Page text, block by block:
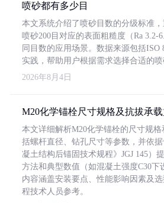
喷砂都有多少目
本文系统介绍了喷砂目数的分级标准
喷砂200目对应的表面粗糙度（Ra 3.2-
同目数的应用场景。数据来源包括ISO
实践，帮助用户根据需求选择合适的喷
2026年8月4日
M20化学锚栓尺寸规格及抗拔承
本文详细解析M20化学锚栓的尺寸规
括螺杆直径、钻孔尺寸等参数，并依
凝土结构后锚固技术规程》JGJ 145）
方法和典型数值（如混凝土强度C30下
内容涵盖安装要点、性能影响因素及
程技术人员参考。